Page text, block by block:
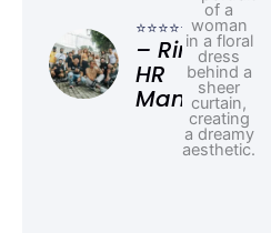
⭐⭐⭐⭐⭐
– Rina,
HR
Manager